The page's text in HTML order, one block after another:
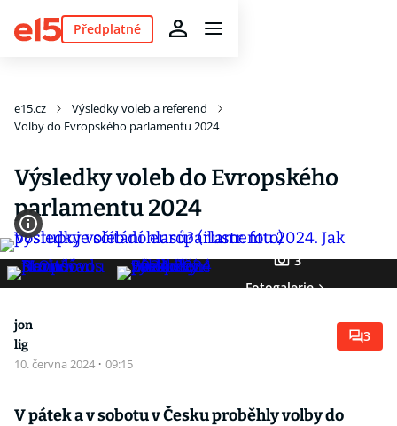
Předplatné
e15.cz
Výsledky voleb a referend
Volby do Evropského parlamentu 2024
Výsledky voleb do Evropského
parlamentu 2024
3
Fotogalerie
jon
lig
10. června 2024 · 09:15
3
V pátek a v sobotu v Česku proběhly volby do